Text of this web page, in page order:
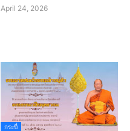
April 24, 2026
กระบี่